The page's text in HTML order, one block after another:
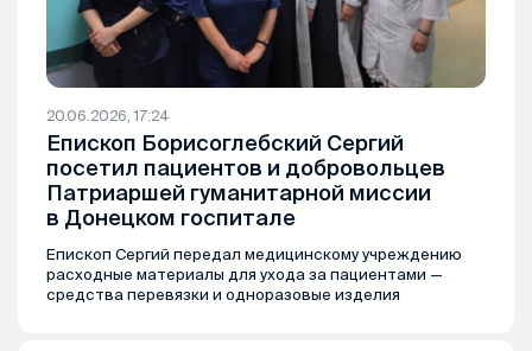
20.06.2026, 17:24
Епископ Борисоглебский Сергий
посетил пациентов и добровольцев
Патриаршей гуманитарной миссии
в Донецком госпитале
Епископ Сергий передал медицинскому учреждению
расходные материалы для ухода за пациентами —
средства перевязки и одноразовые изделия